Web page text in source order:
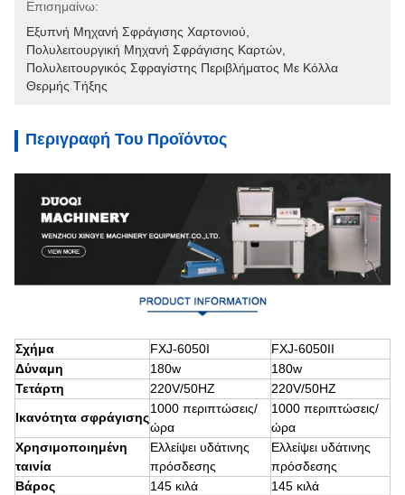
Επισημαίνω:
Εξυπνή Μηχανή Σφράγισης Χαρτονιού
Πολυλειτουργική Μηχανή Σφράγισης Καρτών
Πολυλειτουργικός Σφραγίστης Περιβλήματος Με Κόλλα
Θερμής Τήξης
Περιγραφή Του Προϊόντος
Σχήμα FXJ-6050I
FXJ-6050II
Δύναμη
180w
180w
Τετάρτη
220V/50HZ
220V/50HZ
Ικανότητα σφράγισης
1000 περιπτώσεις/
ώρα
1000 περιπτώσεις/
ώρα
Χρησιμοποιημένη
ταινία
Ελλείψει υδάτινης
πρόσδεσης
Ελλείψει υδάτινης
πρόσδεσης
Βάρος
145 κιλά
145 κιλά